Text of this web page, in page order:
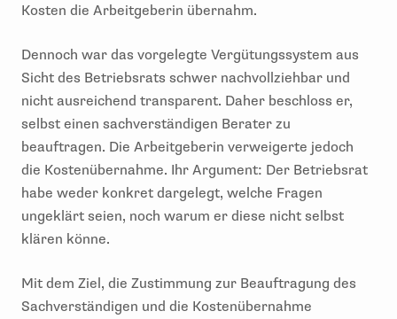
Kosten die Arbeitgeberin übernahm.
Dennoch war das vorgelegte Vergütungssystem aus
Sicht des Betriebsrats schwer nachvollziehbar und
nicht ausreichend transparent. Daher beschloss er,
selbst einen sachverständigen Berater zu
beauftragen. Die Arbeitgeberin verweigerte jedoch
die Kostenübernahme. Ihr Argument: Der Betriebsrat
habe weder konkret dargelegt, welche Fragen
ungeklärt seien, noch warum er diese nicht selbst
klären könne.
Mit dem Ziel, die Zustimmung zur Beauftragung des
Sachverständigen und die Kostenübernahme